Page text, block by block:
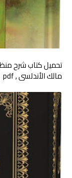
تحميل كتاب شرح
مالك الأندلسي , pdf